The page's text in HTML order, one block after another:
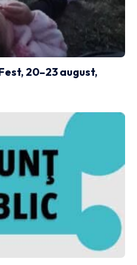
20–23 august,